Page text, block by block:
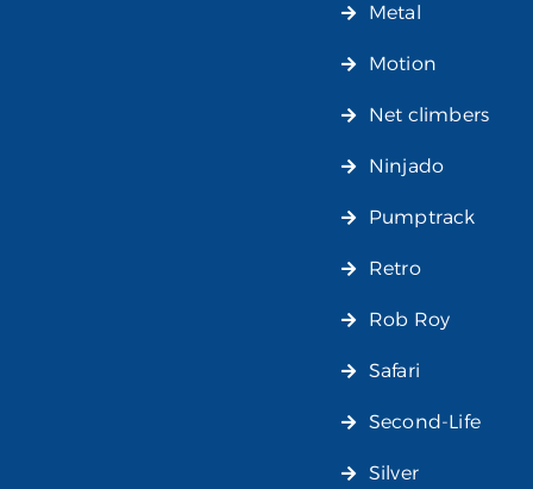
Metal
Motion
Net climbers
Ninjado
Pumptrack
Retro
Rob Roy
Safari
Second-Life
Silver